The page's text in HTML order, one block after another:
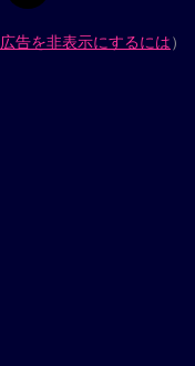
広告を非表示にするには）